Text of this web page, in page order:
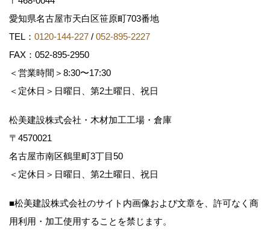
愛知県名古屋市天白区笹原町703番地
TEL： 0120-144-227 / 052-895-2227
FAX：052-895-2950
＜営業時間＞8:30〜17:30
＜定休日＞日曜日、第2土曜日、祝日
松美建設株式会社・木材加工工場・倉庫
〒4570021
名古屋市南区鶴里町3丁目50
＜定休日＞日曜日、第2土曜日、祝日
■松美建設株式会社のサイト内画像および文章を、許可なく商
用利用・加工使用することを禁じます。